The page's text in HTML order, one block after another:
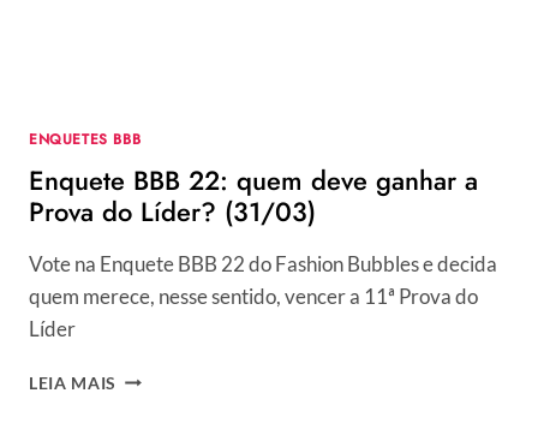
ENQUETES BBB
Enquete BBB 22: quem deve ganhar a
Prova do Líder? (31/03)
Vote na Enquete BBB 22 do Fashion Bubbles e decida
quem merece, nesse sentido, vencer a 11ª Prova do
Líder
LEIA MAIS ENQUETE